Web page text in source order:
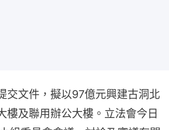
交文件，擬以97億元興建古洞北
樓及聯用辦公大樓。立法會今日